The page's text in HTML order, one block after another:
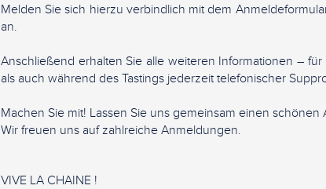
Melden Sie sich hierzu verbindlich mit dem
an.
Anschließend erhalten Sie alle weiteren Informationen –
als auch während des Tastings jederzeit telefonischer
Machen Sie mit! Lassen Sie uns gemeinsam einen schönen
Wir freuen uns auf zahlreiche Anmeldungen.
VIVE LA CHAINE !